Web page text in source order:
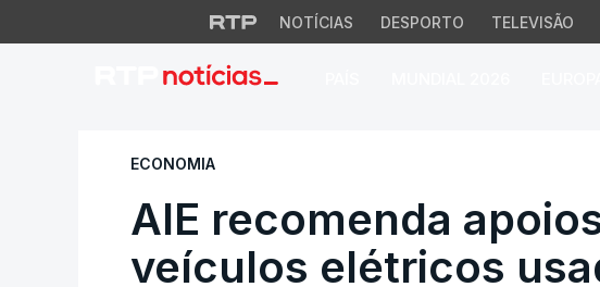
NOTÍCIAS DESPORTO TELEVISÃO
AIE recomenda
ECONOMIA
AIE recomenda
veículos elétricos